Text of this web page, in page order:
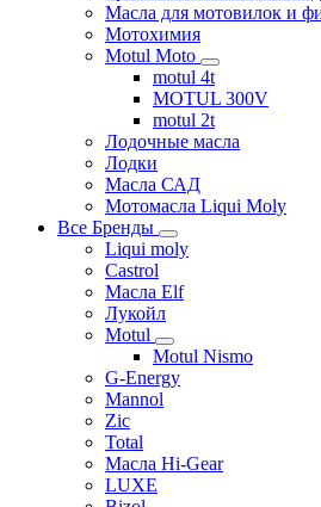
Масла для мотовилок и
Мотохимия
Motul Moto
motul 4t
MOTUL 300V
motul 2t
Лодочные масла
Лодки
Масла САД
Мотомасла Liqui Moly
Все Бренды
Liqui moly
Castrol
Масла Elf
Лукойл
Motul
Motul Nismo
G-Energy
Mannol
Zic
Total
Масла Hi-Gear
LUXE